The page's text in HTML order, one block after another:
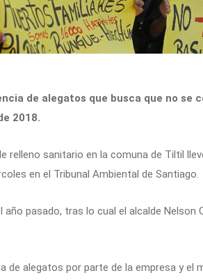
de alegatos que busca que no se
2018.
relleno sanitario en la comuna de Tiltil
en el Tribunal Ambiental de Santiago.
pasado, tras lo cual el alcalde Nelson
de alegatos por parte de la empresa y el